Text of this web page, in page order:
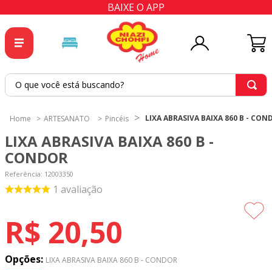
BAIXE O APP
O que você está buscando?
ARTESANATO Pincéis LIXA ABRASIVA BAIXA 860 B -
LIXA ABRASIVA BAIXA 860 B -
CONDOR
Referência: 12003350
1 avaliação
R$ 20,50
Opções: LIXA ABRASIVA BAIXA 860 B - CONDOR
2 º
tapete
cortina
4º
tapetes
6º
tricoline digital
7º
percal